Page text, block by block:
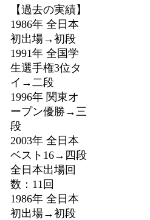
【過去の実績】
1986年 全日本
初出場→初段
1991年 全国学
生選手権3位タ
イ→二段
1996年 関東オ
ープン優勝→三
段
2003年 全日本
ベスト16→四段
全日本出場回
数：11回
1986年 全日本
初出場→初段